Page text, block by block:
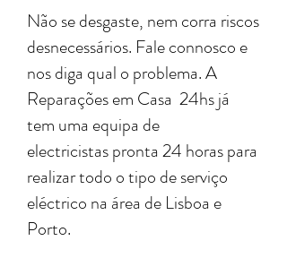
Não se desgaste, nem corra riscos
desnecessários. Fale connosco e
nos diga qual o problema. A
Reparações em Casa 24hs já
tem uma equipa de
electricistas pronta 24 horas para
realizar todo o tipo de serviço
eléctrico na área de Lisboa e
Porto.